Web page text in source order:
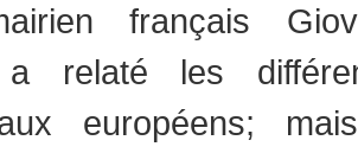
français
relaté les
européens;